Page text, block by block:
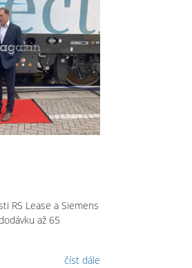
RS Lease a Siemens
až 65
číst dále